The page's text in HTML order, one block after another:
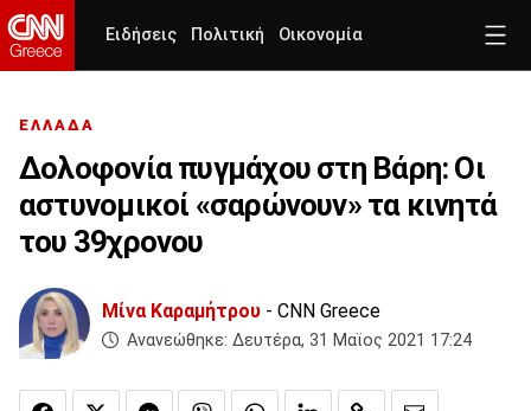
Ειδήσεις Πολιτική Οικονομία
ΕΛΛΑΔΑ
Δολοφονία πυγμάχου στη Βάρη: Οι
αστυνομικοί «σαρώνουν» τα κινητά
του 39χρονου
Μίνα Καραμήτρου - CNN Greece
Ανανεώθηκε: Δευτέρα, 31 Μαϊος 2021 17:24